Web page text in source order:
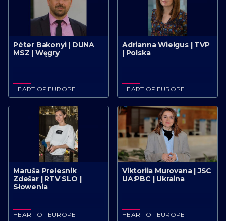
Péter Bakonyi | DUNA
MSZ | Węgry
HEART OF EUROPE
Adrianna Wielgus | TVP
| Polska
HEART OF EUROPE
Maruša Prelesnik
Zdešar | RTV SLO |
Słowenia
HEART OF EUROPE
Viktoriia Murovana | JSC
UA:PBC | Ukraina
HEART OF EUROPE